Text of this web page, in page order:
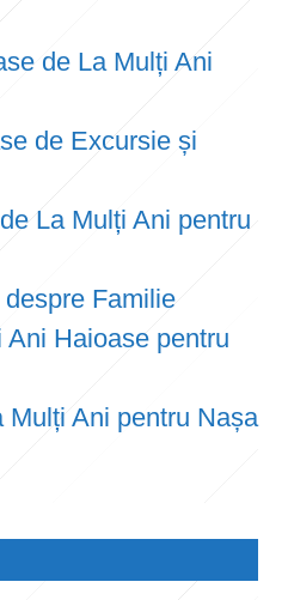
de La Mulți Ani
de Excursie și
La Mulți Ani pentru
Familie
Haioase pentru
Mulți Ani pentru Nașa